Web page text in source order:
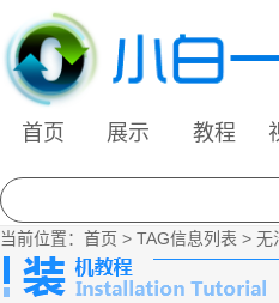
首页 展示 教程
当前位置： 首页 > TAG信息列表 > 无